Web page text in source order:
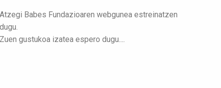
Atzegi Babes Fundazioaren webgunea estreinatzen
dugu.
Zuen gustukoa izatea espero dugu....